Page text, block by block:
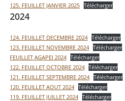
125. FEUILLET JANVIER 2025 Télécharger
2024
124. FEUILLET DECEMBRE 2024 Télécharger
123. FEUILLET NOVEMBRE 2024 Télécharger
FEUILLET AGAPEI 2024 Télécharger
122. FEUILLET OCTOBRE 2024 Télécharger
121. FEUILLET SEPTEMBRE 2024 Télécharger
120. FEUILLET AOUT 2024 Télécharger
119. FEUILLET JUILLET 2024 Télécharger